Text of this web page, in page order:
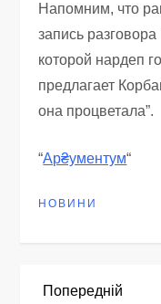
Напомним, что
запись
которой нардеп
предлагает
она процветала”.
“Ар₴ументум“
НОВИНИ
Попередній
Попередній